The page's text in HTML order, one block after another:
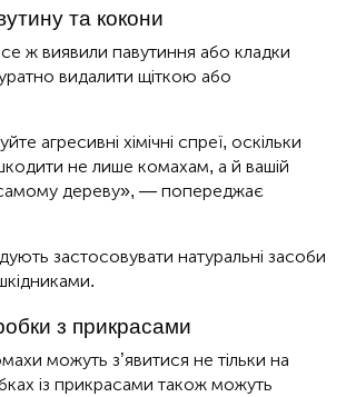
та кокони
ж виявили павутиння або кладки
видалити щіткою або
агресивні хімічні спреї, оскільки
не лише комахам, а й вашій
дереву», — попереджає
застосовувати натуральні засоби
з прикрасами
можуть з’явитися не тільки на
із прикрасами також можуть